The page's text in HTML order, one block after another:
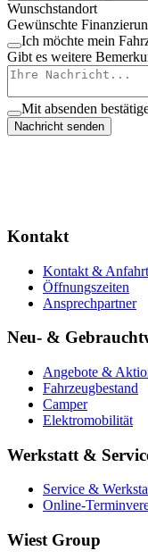
Wunschstandort
Gewünschte
Ich möchte mein
Gibt es weitere
Mit absenden
Nachricht senden
Kontakt
Kontakt & Anfahrt
Öffnungszeiten
Ansprechpartner
Neu- &
Angebote &
Fahrzeugbestand
Camper
Elektromobilität
Werkstatt &
Service &
Online-
Wiest Group